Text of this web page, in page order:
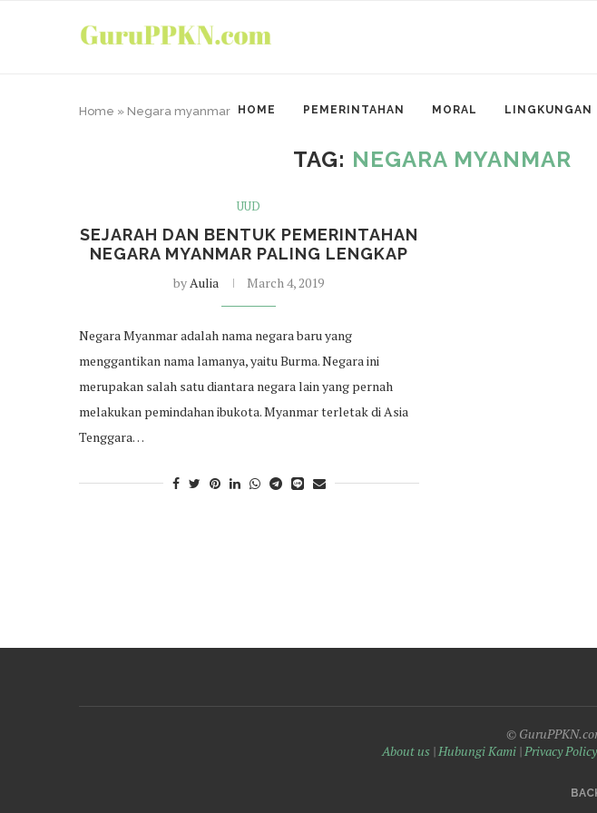
HOME PEMERINTAHAN MORAL LINGKUNGAN
Home » Negara myanmar
TAG: NEGARA MYANMAR
UUD
SEJARAH DAN BENTUK PEMERINTAHAN
NEGARA MYANMAR PALING LENGKAP
byAulia March 4, 2019
Negara Myanmar adalah nama negara baru yang
menggantikan nama lamanya, yaitu Burma. Negara ini
merupakan salah satu diantara negara lain yang pernah
melakukan pemindahan ibukota. Myanmar terletak di Asia
Tenggara…
©
About us |Hubungi Kami |Privacy Policy